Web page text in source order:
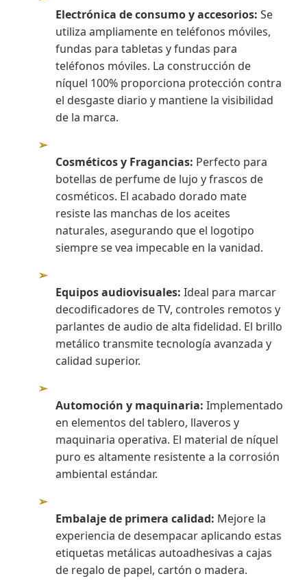
Electrónica de consumo y accesorios: Se
utiliza ampliamente en teléfonos móviles,
fundas para tabletas y fundas para
teléfonos móviles. La construcción de
níquel 100% proporciona protección contra
el desgaste diario y mantiene la visibilidad
de la marca.
➢
Cosméticos y Fragancias: Perfecto para
botellas de perfume de lujo y frascos de
cosméticos. El acabado dorado mate
resiste las manchas de los aceites
naturales, asegurando que el logotipo
siempre se vea impecable en la vanidad.
➢
Equipos audiovisuales: Ideal para marcar
decodificadores de TV, controles remotos y
parlantes de audio de alta fidelidad. El brillo
metálico transmite tecnología avanzada y
calidad superior.
➢
Automoción y maquinaria: Implementado
en elementos del tablero, llaveros y
maquinaria operativa. El material de níquel
puro es altamente resistente a la corrosión
ambiental estándar.
➢
Embalaje de primera calidad: Mejore la
experiencia de desempacar aplicando estas
etiquetas metálicas autoadhesivas a cajas
de regalo de papel, cartón o madera.